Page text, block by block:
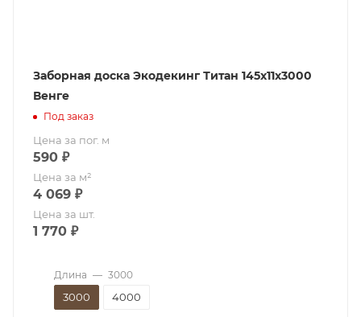
Заборная доска Экодекинг Титан 145х11х3000
Венге
Под заказ
Цена за пог. м
590 ₽
Цена за м²
4 069 ₽
Цена за шт.
1 770 ₽
Длина — 3000
3000 4000